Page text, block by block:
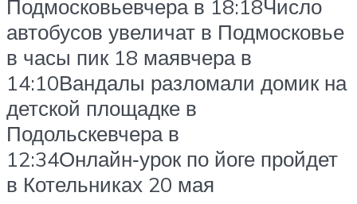
Подмосковьевчера в 18:18Число
автобусов увеличат в Подмосковье
в часы пик 18 маявчера в
14:10Вандалы разломали домик на
детской площадке в
Подольскевчера в
12:34Онлайн‑урок по йоге пройдет
в Котельниках 20 мая